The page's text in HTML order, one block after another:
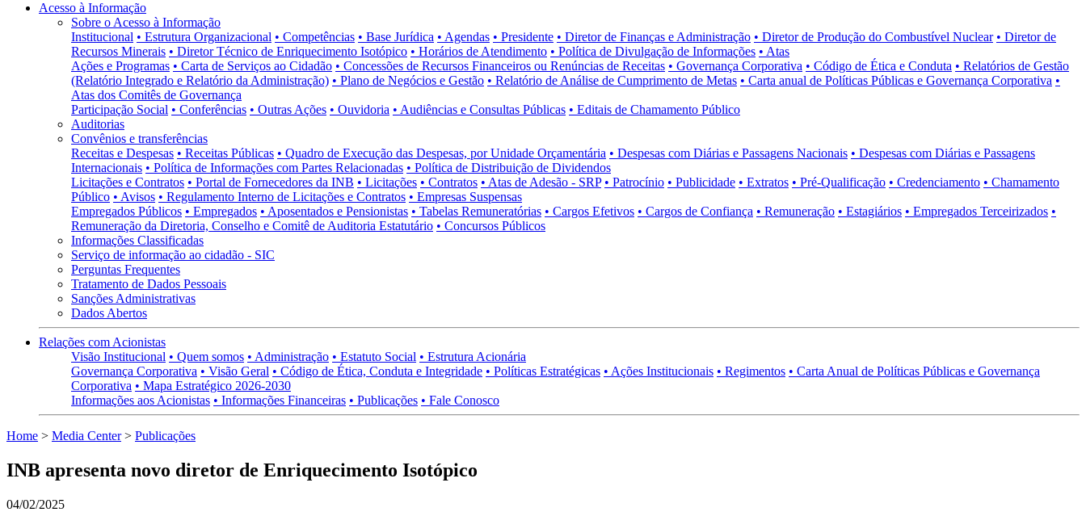
Acesso à Informação
Sobre o Acesso à Informação
Institucional • Estrutura Organizacional • Competências • Base Jurídica • Agendas • Presidente • Diretor de Finanças e Administração • Diretor de Produção do Combustível Nuclear • Diretor de
Recursos Minerais • Diretor Técnico de Enriquecimento Isotópico • Horários de Atendimento • Política de Divulgação de Informações • Atas
Ações e Programas • Carta de Serviços ao Cidadão • Concessões de Recursos Financeiros ou Renúncias de Receitas • Governança Corporativa • Código de Ética e Conduta • Relatórios de Gestão
(Relatório Integrado e Relatório da Administração) • Plano de Negócios e Gestão • Relatório de Análise de Cumprimento de Metas • Carta anual de Políticas Públicas e Governança Corporativa •
Atas dos Comitês de Governança
Participação Social • Conferências • Outras Ações • Ouvidoria • Audiências e Consultas Públicas • Editais de Chamamento Público
Auditorias
Convênios e transferências
Receitas e Despesas • Receitas Públicas • Quadro de Execução das Despesas, por Unidade Orçamentária • Despesas com Diárias e Passagens Nacionais • Despesas com Diárias e Passagens
Internacionais • Política de Informações com Partes Relacionadas • Política de Distribuição de Dividendos
Licitações e Contratos • Portal de Fornecedores da INB • Licitações • Contratos • Atas de Adesão - SRP • Patrocínio • Publicidade • Extratos • Pré-Qualificação • Credenciamento • Chamamento
Público • Avisos • Regulamento Interno de Licitações e Contratos • Empresas Suspensas
Empregados Públicos • Empregados • Aposentados e Pensionistas • Tabelas Remuneratórias • Cargos Efetivos • Cargos de Confiança • Remuneração • Estagiários • Empregados Terceirizados •
Remuneração da Diretoria, Conselho e Comitê de Auditoria Estatutário • Concursos Públicos
Informações Classificadas
Serviço de informação ao cidadão - SIC
Perguntas Frequentes
Tratamento de Dados Pessoais
Sanções Administrativas
Dados Abertos
Relações com Acionistas
Visão Institucional • Quem somos • Administração • Estatuto Social • Estrutura Acionária
Governança Corporativa • Visão Geral • Código de Ética, Conduta e Integridade • Políticas Estratégicas • Ações Institucionais • Regimentos • Carta Anual de Políticas Públicas e Governança
Corporativa • Mapa Estratégico 2026-2030
Informações aos Acionistas • Informações Financeiras • Publicações • Fale Conosco
Home > Media Center> Publicações
INB apresenta novo diretor de Enriquecimento Isotópico
04/02/2025